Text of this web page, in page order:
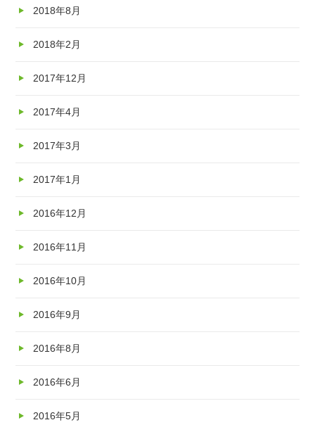
2018年8月
2018年2月
2017年12月
2017年4月
2017年3月
2017年1月
2016年12月
2016年11月
2016年10月
2016年9月
2016年8月
2016年6月
2016年5月